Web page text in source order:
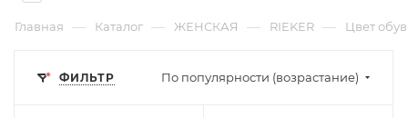
Главная — Каталог — ЖЕНСКАЯ — RIEKER — Цвет
ФИЛЬТР По популярности (возрастание)